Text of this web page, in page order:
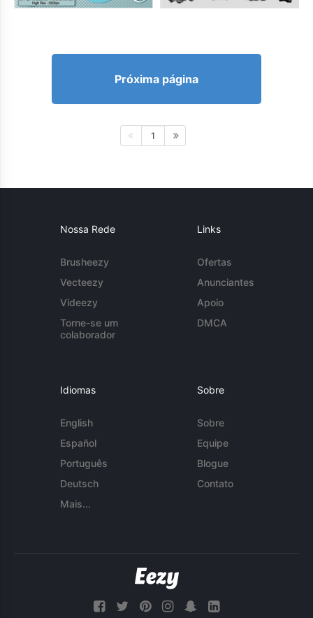
Próxima página
1
Nossa Rede
Brusheezy
Vecteezy
Videezy
Torne-se um
colaborador
Links
Ofertas
Anunciantes
Apoio
DMCA
Idiomas
English
Español
Português
Deutsch
Mais...
Sobre
Sobre
Equipe
Blogue
Contato